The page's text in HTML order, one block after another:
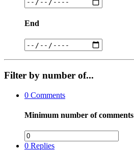
End
Filter by number of...
0 Comments
Minimum number of comments
0 Replies